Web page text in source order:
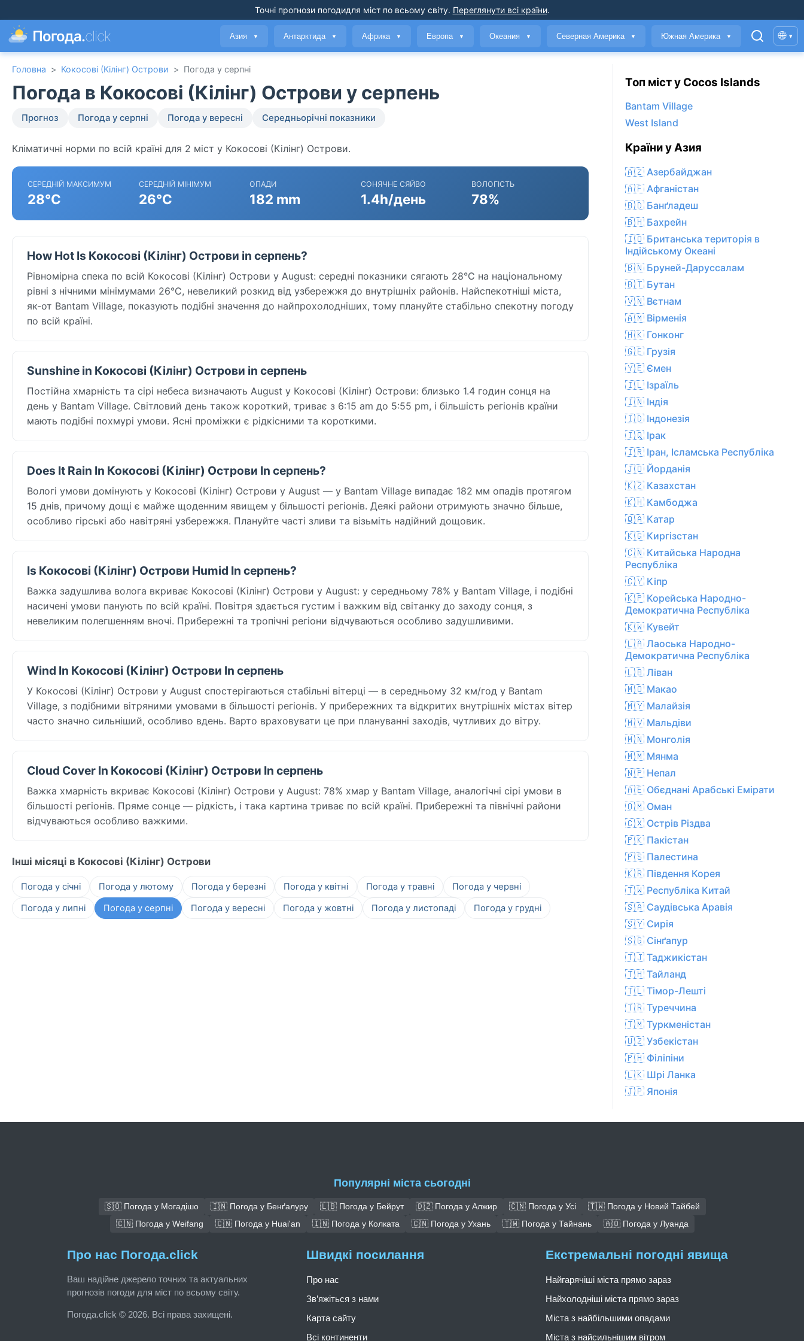
Точні прогнози погодидля міст по всьому світу. Переглянути всі країни.
Погода.click Азия ▼ Антарктида ▼ Африка ▼ Европа ▼ Океания ▼ Северная Америка ▼ Южная Америка ▼ 🌐 ▾
Головна > Кокосові (Кілінг) Острови > Погода у серпні
Погода в Кокосові (Кілінг) Острови у серпень
Прогноз Погода у серпні Погода у вересні Середньорічні показники
Кліматичні норми по всій країні для 2 міст у Кокосові (Кілінг) Острови.
СЕРЕДНІЙ МАКСИМУМ
28°C
СЕРЕДНІЙ МІНІМУМ
26°C
ОПАДИ
182 mm
СОНЯЧНЕ СЯЙВО
1.4h/день
ВОЛОГІСТЬ
78%
How Hot Is Кокосові (Кілінг) Острови in серпень?
Рівномірна спека по всій Кокосові (Кілінг) Острови у August: середні показники сягають 28°C на національному
рівні з нічними мінімумами 26°C, невеликий розкид від узбережжя до внутрішніх районів. Найспекотніші міста,
як-от Bantam Village, показують подібні значення до найпрохолодніших, тому плануйте стабільно спекотну погоду
по всій країні.
Sunshine in Кокосові (Кілінг) Острови in серпень
Постійна хмарність та сірі небеса визначають August у Кокосові (Кілінг) Острови: близько 1.4 годин сонця на
день у Bantam Village. Світловий день також короткий, триває з 6:15 am до 5:55 pm, і більшість регіонів країни
мають подібні похмурі умови. Ясні проміжки є рідкісними та короткими.
Does It Rain In Кокосові (Кілінг) Острови In серпень?
Вологі умови домінують у Кокосові (Кілінг) Острови у August — у Bantam Village випадає 182 мм опадів протягом
15 днів, причому дощі є майже щоденним явищем у більшості регіонів. Деякі райони отримують значно більше,
особливо гірські або навітряні узбережжя. Плануйте часті зливи та візьміть надійний дощовик.
Is Кокосові (Кілінг) Острови Humid In серпень?
Важка задушлива волога вкриває Кокосові (Кілінг) Острови у August: у середньому 78% у Bantam Village, і подібні
насичені умови панують по всій країні. Повітря здається густим і важким від світанку до заходу сонця, з
невеликим полегшенням вночі. Прибережні та тропічні регіони відчуваються особливо задушливими.
Wind In Кокосові (Кілінг) Острови In серпень
У Кокосові (Кілінг) Острови у August спостерігаються стабільні вітерці — в середньому 32 км/год у Bantam
Village, з подібними вітряними умовами в більшості регіонів. У прибережних та відкритих внутрішніх містах вітер
часто значно сильніший, особливо вдень. Варто враховувати це при плануванні заходів, чутливих до вітру.
Cloud Cover In Кокосові (Кілінг) Острови In серпень
Важка хмарність вкриває Кокосові (Кілінг) Острови у August: 78% хмар у Bantam Village, аналогічні сірі умови в
більшості регіонів. Пряме сонце — рідкість, і така картина триває по всій країні. Прибережні та північні райони
відчуваються особливо важкими.
Інші місяці в Кокосові (Кілінг) Острови
Погода у січні Погода у лютому Погода у березні Погода у квітні Погода у травні
Погода у червні
Погода у липні
Погода у серпні Погода у вересні Погода у жовтні Погода у листопаді Погода у грудні
Топ міст у Cocos Islands
Bantam Village
West Island
Країни у Азия
🇦🇿 Азербайджан
🇦🇫 Афганістан
🇧🇩 Банґладеш
🇧🇭 Бахрейн
🇮🇴 Британська територія в
Індійському Океані
🇧🇳 Бруней-Даруссалам
🇧🇹 Бутан
🇻🇳 Вєтнам
🇦🇲 Вірменія
🇭🇰 Гонконг
🇬🇪 Грузія
🇾🇪 Ємен
🇮🇱 Ізраїль
🇮🇳 Індія
🇮🇩 Індонезія
🇮🇶 Ірак
🇮🇷 Іран, Ісламська Республіка
🇯🇴 Йорданія
🇰🇿 Казахстан
🇰🇭 Камбоджа
🇶🇦 Катар
🇰🇬 Киргізстан
🇨🇳 Китайська Народна
Республіка
🇨🇾 Кіпр
🇰🇵 Корейська Народно-
Демократична Республіка
🇰🇼 Кувейт
🇱🇦 Лаоська Народно-
Демократична Республіка
🇱🇧 Ліван
🇲🇴 Макао
🇲🇾 Малайзія
🇲🇻 Мальдіви
🇲🇳 Монголія
🇲🇲 Мянма
🇳🇵 Непал
🇦🇪 Обєднані Арабські Емірати
🇴🇲 Оман
🇨🇽 Острів Різдва
🇵🇰 Пакістан
🇵🇸 Палестина
🇰🇷 Південня Корея
🇹🇼 Республіка Китай
🇸🇦 Саудівська Аравія
🇸🇾 Сирія
🇸🇬 Сінґапур
🇹🇯 Таджикістан
🇹🇭 Тайланд
🇹🇱 Тімор-Лешті
🇹🇷 Туреччина
🇹🇲 Туркменістан
🇺🇿 Узбекістан
🇵🇭 Філіпіни
🇱🇰 Шрі Ланка
🇯🇵 Японія
Популярні міста сьогодні
🇸🇴 Погода у Могадішо 🇮🇳 Погода у Бенґалуру 🇱🇧 Погода у Бейрут 🇩🇿 Погода у Алжир 🇨🇳 Погода у Усі
🇹🇼 Погода у Новий Тайбей
🇨🇳 Погода у Weifang
🇨🇳 Погода у Huai'an 🇮🇳 Погода у Колката 🇨🇳 Погода у Ухань 🇹🇼 Погода у Тайнань 🇦🇴 Погода у Луанда
Про нас Погода.click
Ваш надійне джерело точних та актуальних
прогнозів погоди для міст по всьому світу.
Погода.click © 2026. Всі права захищені.
Швидкі посилання
Про нас
Зв’яжіться з нами
Карта сайту
Всі континенти
Екстремальні погодні явища
Найгарячіші міста прямо зараз
Найхолодніші міста прямо зараз
Міста з найбільшими опадами
Міста з найсильнішим вітром